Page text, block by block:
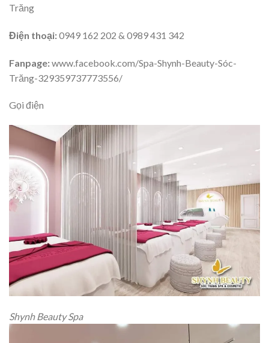
Trăng
Điện thoại:0949 162 202 & 0989 431 342
Fanpage:www.facebook.com/Spa-Shynh-Beauty-Sóc-
Trăng-329359737773556/
Gọi điện
Shynh Beauty Spa